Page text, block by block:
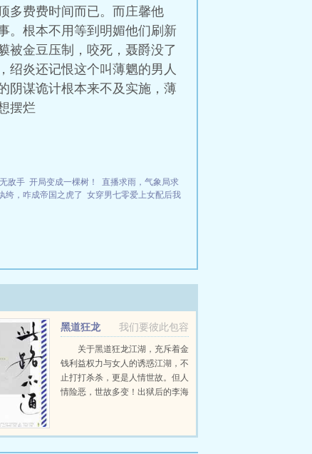
多费费时间而已。而庄馨他
。根本不用等到明媚他们刷新
被金豆压制，咬死，聂爵没了
绍炎还记恨这个叫薄魍的男人
阴谋诡计根本来不及实施，薄
摆烂
敌手 开局变成一棵树！
直播求雨，气象局求
绔，咋成帝国之虎了 女穿男七零爱上女配后我
我们要彼此包容
黑道狂龙
关于黑道狂龙江湖，充斥着金
钱利益权力与女人的诱惑江湖，不
止打打杀杀，更是人情世故。但人
情险恶，世故多变！出狱后的李海
龙！...